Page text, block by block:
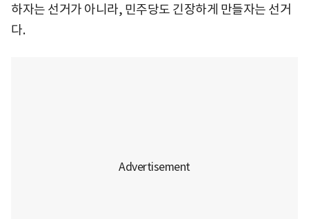
하자는 선거가 아니라, 민주당도 긴장하게 만들자는 선거
다.